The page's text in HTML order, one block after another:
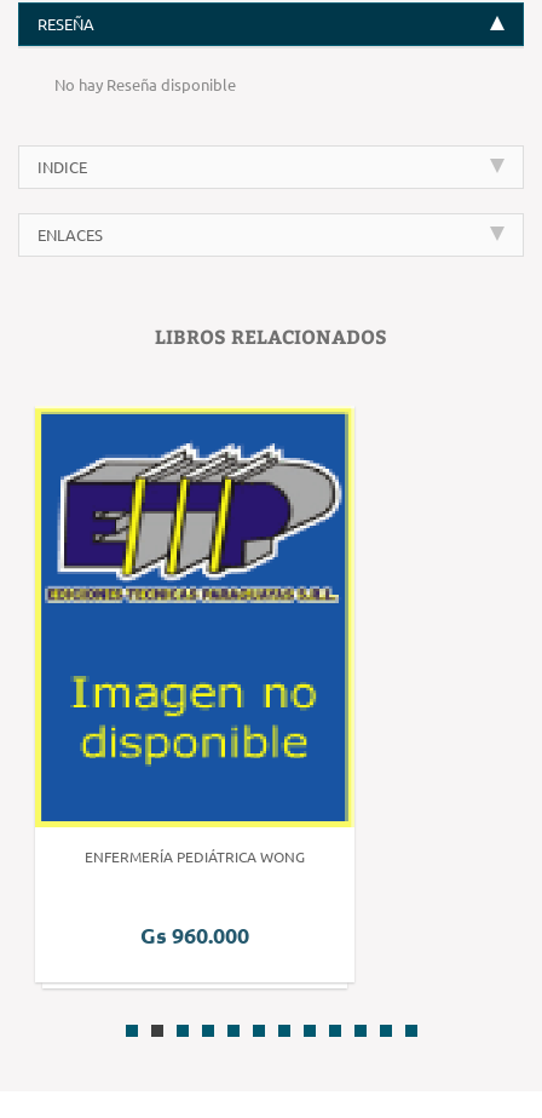
RESEÑA
No hay Reseña disponible
INDICE
ENLACES
LIBROS RELACIONADOS
ENFERMERÍA PEDIÁTRICA WONG
Gs 960.000